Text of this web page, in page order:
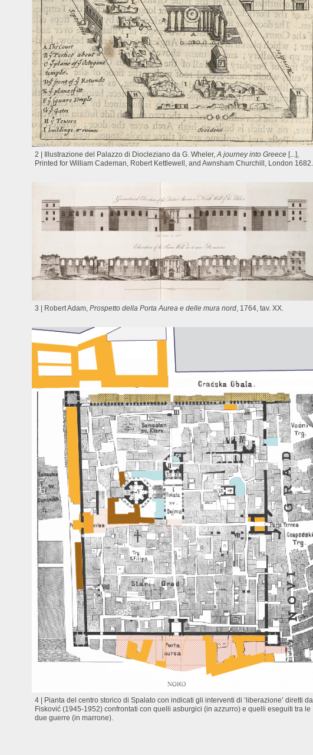
2 | Illustrazione del Palazzo di Diocleziano da G. Wheler, A journey into Greece [...],
Printed for William Cademan, Robert Kettlewell, and Awnsham Churchill, London 1682.
3 | Robert Adam, Prospetto della Porta Aurea e delle mura nord, 1764, tav. XX.
4 | Pianta del centro storico di Spalato con indicati gli interventi di ‘liberazione’ diretti da
Fisković (1945-1952) confrontati con quelli asburgici (in azzurro) e quelli eseguiti tra le
due guerre (in marrone).